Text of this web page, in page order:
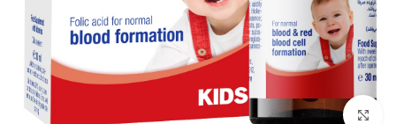
برای بزرگنمایی کلیک کنید